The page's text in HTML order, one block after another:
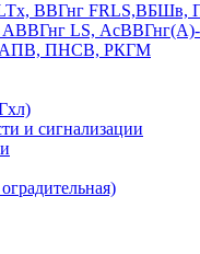
ВВГнг FRLS,ВБШв,
АВВГнг LS,
АПВ, ПНСВ, РКГМ
и сигнализации